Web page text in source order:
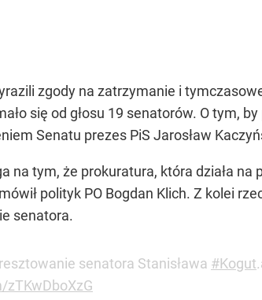
zgody na zatrzymanie i
się od głosu 19 senatorów. O tym,
Senatu prezes PiS Jarosław
na tym, że prokuratura, która działa na
polityk PO Bogdan Klich. Z kolei
senatora.
senatora Stanisława #Kogut